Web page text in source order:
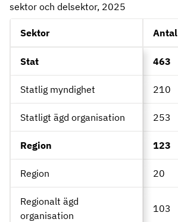
sektor och delsektor, 2025
Sektor Antal
Stat 463
Statlig myndighet 210
Statligt ägd organisation 253
Region 123
Region 20
Regionalt ägd
organisation
103